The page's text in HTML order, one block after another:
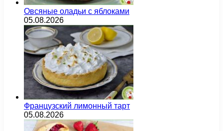
Овсяные оладьи с яблоками
05.08.2026
Французский лимонный тарт
05.08.2026